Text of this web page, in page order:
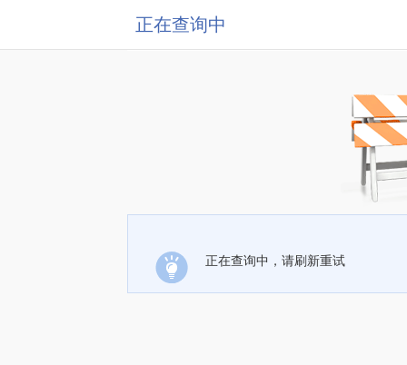
正在查询中
正在查询中，请刷新重试